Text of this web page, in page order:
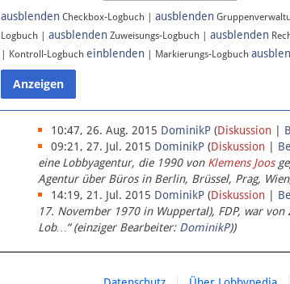
ausblenden Checkbox-Logbuch | ausblenden
Logbuch | ausblenden Zuweisungs-Logbuch | ausblenden
| Kontroll-Logbuch einblenden | Markierungs-Logbuch
10:47, 26. Aug. 2015 DominikP (Diskussion |
09:21, 27. Jul. 2015 DominikP (Diskussion |
eine Lobbyagentur, die 1990 von Klemens Joos
Agentur über Büros in Berlin, Brüssel, Prag,
14:19, 21. Jul. 2015 DominikP (Diskussion |
17. November 1970 in Wuppertal), FDP, war
Lob…“ (einziger Bearbeiter: DominikP))